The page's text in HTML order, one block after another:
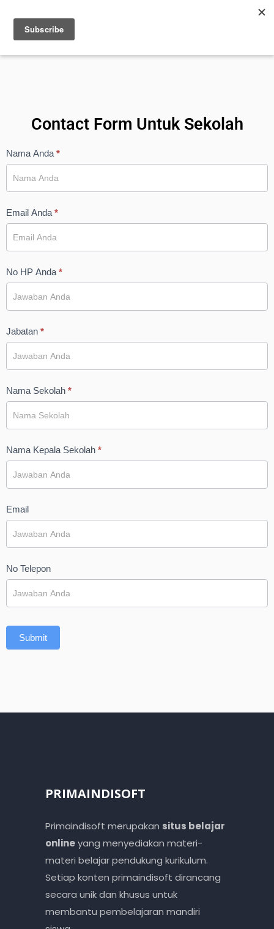
Contact Form Untuk Sekolah
Inquiry
Primaindisoft
Nama Anda *
Email Anda *
No HP Anda *
Jabatan *
Nama Sekolah *
Nama Kepala Sekolah *
Email
No Telepon
Submit
PRIMAINDISOFT
Primaindisoft merupakan situs belajar
onlineyang menyediakan materi-
materi belajar pendukung kurikulum.
Setiap konten primaindisoft dirancang
secara unik dan khusus untuk
membantu pembelajaran mandiri